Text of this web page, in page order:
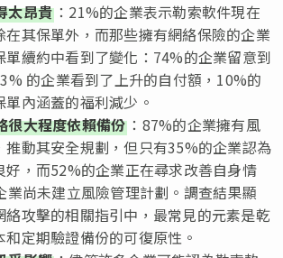
太昂貴 ：21%的企業表示勒索軟件現在
在其保單外，而那些擁有網絡保險的企業
單續約中看到了變化：74%的企業留意到
的企業看到了上升的自付額，10%的
內涵蓋的福利減少。
很大程度依賴備份 ：87%的企業擁有風
推動其安全規劃，但只有35%的企業認為
好，而52%的企業正在尋求改善自身情
業尚未建立風險管理計劃。調查結果顯
絡攻擊的相關指引中，最常見的元素是乾
定期驗證備份的可復原性。